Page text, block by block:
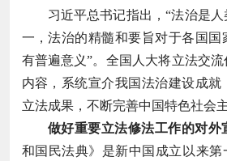
习近平总书记指出，“法治是
一，法治的精髓和要旨对于各国国
有普遍意义”。全国人大将立法交
内容，系统宣介我国法治建设成就
立法成果，不断完善中国特色社会
做好重要立法修法工作的对外
和国民法典》是新中国成立以来第